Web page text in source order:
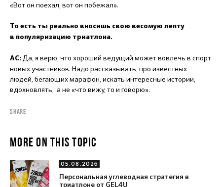
«Вот он поехал, вот он побежал».
То есть ты реально вносишь свою весомую лепту
в популяризацию триатлона.
АС: Да, я верю, что хороший ведущий может вовлечь в спорт
новых участников. Надо рассказывать, про известных
людей, бегающих марафон, искать интересные истории,
вдохновлять, а не «что вижу, то и говорю».
SHARE
MORE ON THIS TOPIC
05.08.2026
Персональная углеводная стратегия в
триатлоне от GEL4U